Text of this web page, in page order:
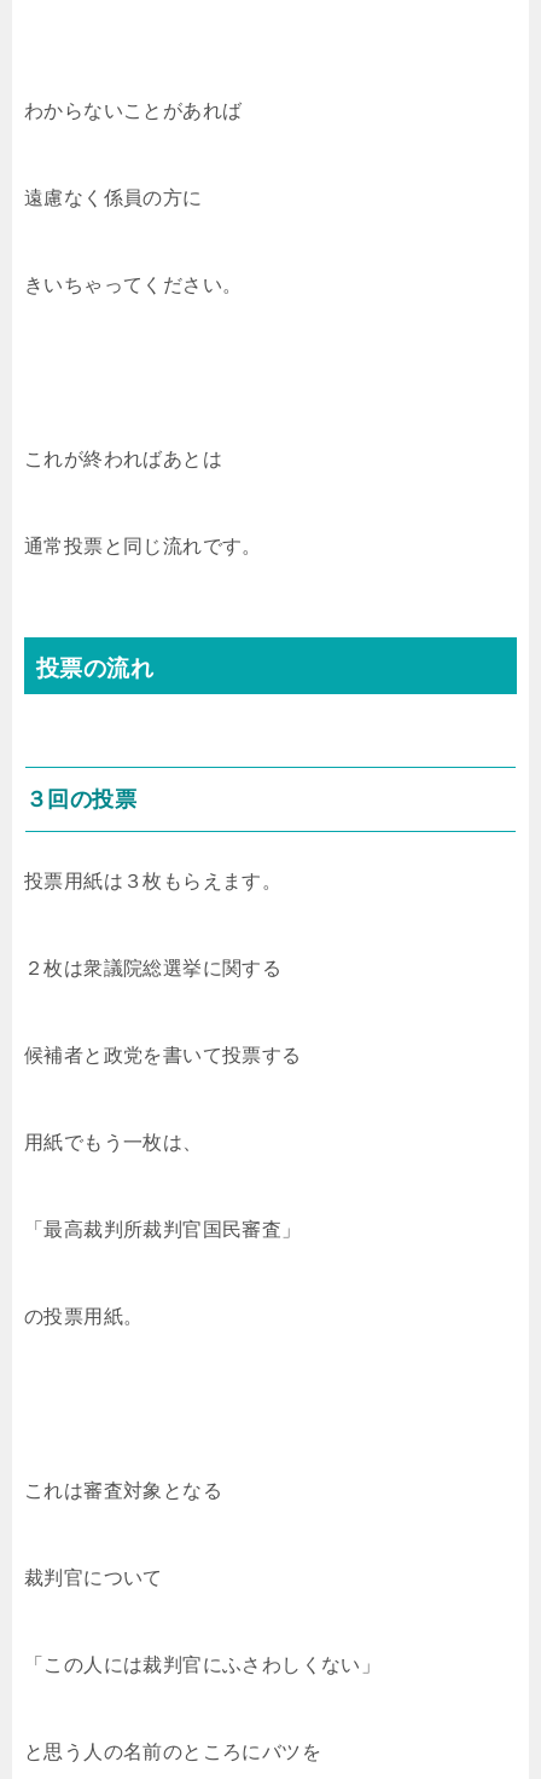
わからないことがあれば
遠慮なく係員の方に
きいちゃってください。
これが終わればあとは
通常投票と同じ流れです。
投票の流れ
３回の投票
投票用紙は３枚もらえます。
２枚は衆議院総選挙に関する
候補者と政党を書いて投票する
用紙でもう一枚は、
「最高裁判所裁判官国民審査」
の投票用紙。
これは審査対象となる
裁判官について
「この人には裁判官にふさわしくない」
と思う人の名前のところにバツを